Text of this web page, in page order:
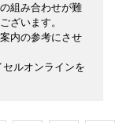
組み合わせが難
ざいます。
内の参考にさせ
ルオンラインを